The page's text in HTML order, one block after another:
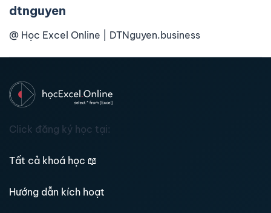
dtnguyen
@ Học Excel Online | DTNguyen.business
Click đăng ký học tại:
Tất cả khoá học 📖
Hướng dẫn kích hoạt